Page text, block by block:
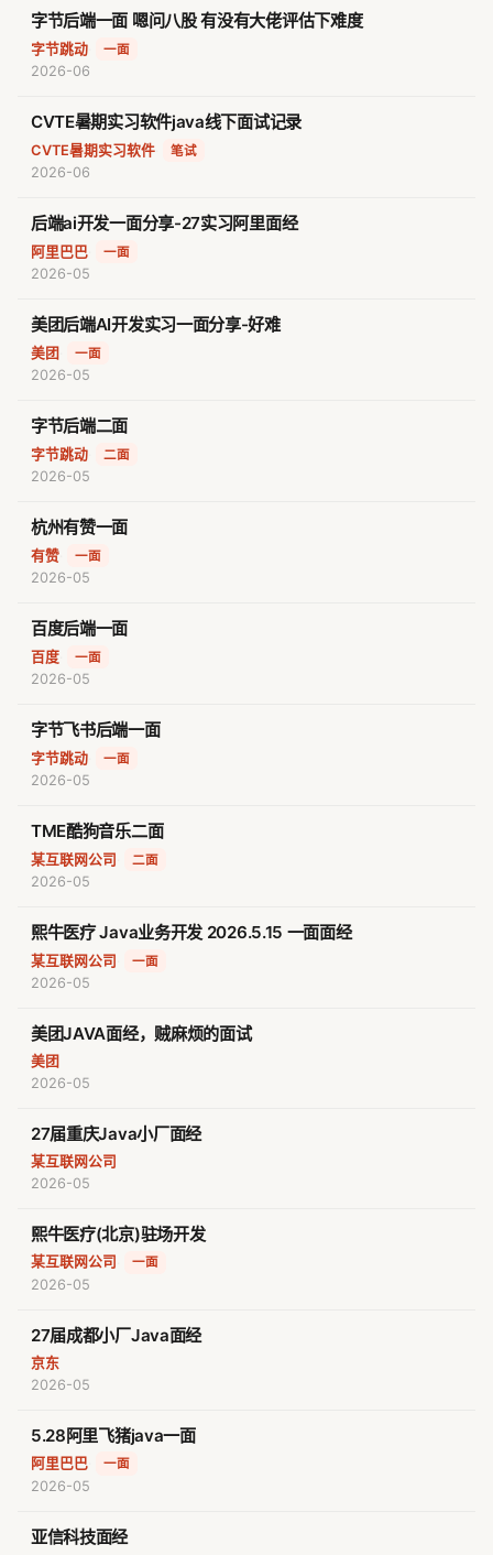
字节后端一面 嗯问八股 有没有大佬评估下难度
字节跳动 一面
2026-06
CVTE暑期实习软件java线下面试记录
CVTE暑期实习软件 笔试
2026-06
后端ai开发一面分享-27实习阿里面经
阿里巴巴 一面
2026-05
美团后端AI开发实习一面分享-好难
美团 一面
2026-05
字节后端二面
字节跳动 二面
2026-05
杭州有赞一面
有赞 一面
2026-05
百度后端一面
百度 一面
2026-05
字节飞书后端一面
字节跳动 一面
2026-05
TME酷狗音乐二面
某互联网公司 二面
2026-05
熙牛医疗 Java业务开发 2026.5.15 一面面经
某互联网公司 一面
2026-05
美团JAVA面经，贼麻烦的面试
美团
2026-05
27届重庆Java小厂面经
某互联网公司
2026-05
熙牛医疗(北京)驻场开发
某互联网公司 一面
2026-05
27届成都小厂Java面经
京东
2026-05
5.28阿里飞猪java一面
阿里巴巴 一面
2026-05
亚信科技面经